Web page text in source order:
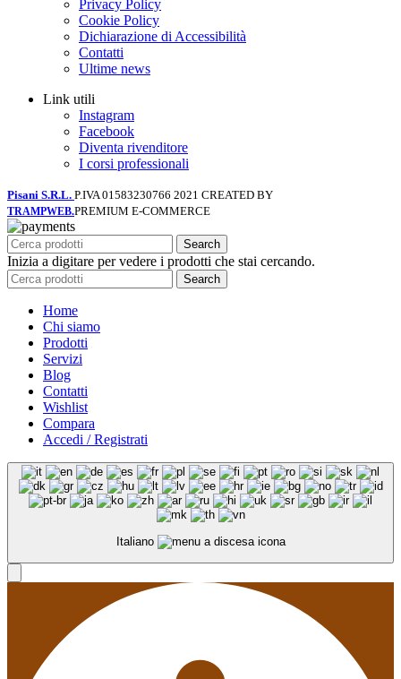
Privacy Policy
Cookie Policy
Dichiarazione di Accessibilità
Contatti
Ultime news
Link utili
Instagram
Facebook
Diventa rivenditore
I corsi professionali
Pisani S.R.L. P.IVA 01583230766 2021 CREATED BY
TRAMPWEB.PREMIUM E-COMMERCE
Search
Inizia a digitare per vedere i prodotti che stai cercando.
Search
Home
Chi siamo
Prodotti
Servizi
Blog
Contatti
Wishlist
Compara
Accedi / Registrati
Italiano